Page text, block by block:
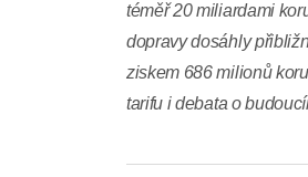
téměř 20 miliardami
dopravy dosáhly
ziskem 686 milionů
tarifu i debata o